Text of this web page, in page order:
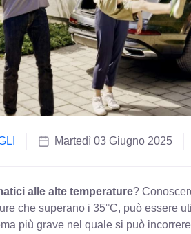
Martedì 03 Giugno 2025
alle alte temperature?
che superano i 35°C, può essere
più grave nel quale si può